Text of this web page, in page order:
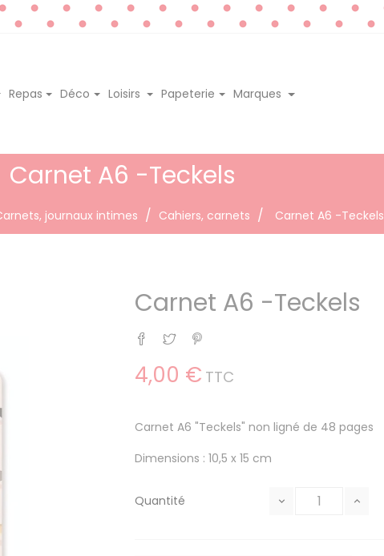
Repas Déco Loisirs Papeterie Marques
Carnet A6 -Teckels
journaux intimes Cahiers, carnets Carnet A6 -Teckels
Carnet A6 -Teckels
Partager
Tweet
4,00 € TTC
Carnet A6 "Teckels" non ligné de 48 pages
Dimensions : 10,5 x 15 cm
Quantité